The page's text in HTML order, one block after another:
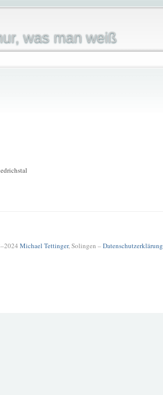
was man weiß
Michael Tettinger, Solingen –Datenschutzerklärung